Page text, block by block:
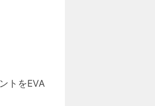
トをEVA